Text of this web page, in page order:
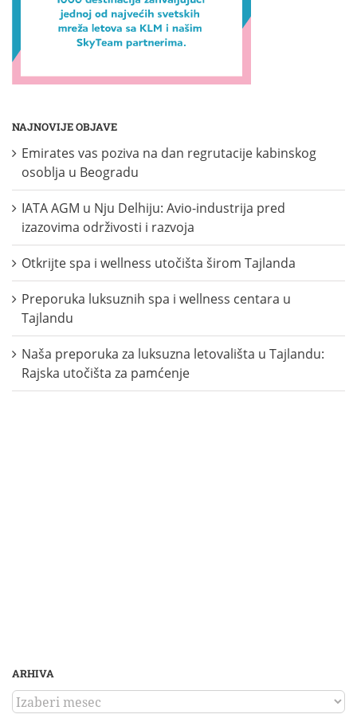
NAJNOVIJE OBJAVE
Emirates vas poziva na dan regrutacije kabinskog
osoblja u Beogradu
IATA AGM u Nju Delhiju: Avio-industrija pred
izazovima održivosti i razvoja
Otkrijte spa i wellness utočišta širom Tajlanda
Preporuka luksuznih spa i wellness centara u
Tajlandu
Naša preporuka za luksuzna letovališta u Tajlandu:
Rajska utočišta za pamćenje
ARHIVA
ARHIVA